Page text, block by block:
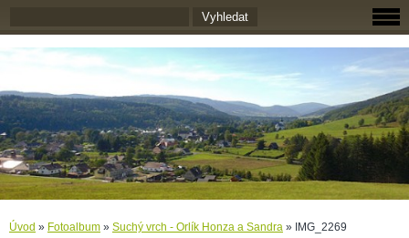
Úvod » Fotoalbum » Suchý vrch - Orlík Honza a Sandra » IMG_2269